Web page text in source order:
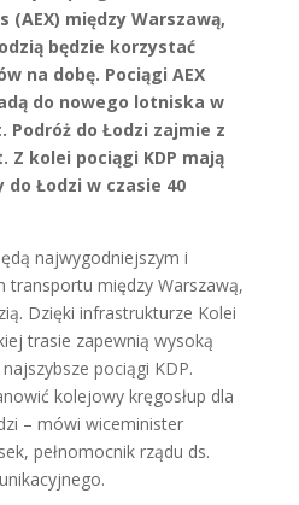
(AEX) między Warszawą,
będzie korzystać
na dobę. Pociągi AEX
do nowego lotniska w
Podróż do Łodzi zajmie z
Z kolei pociągi KDP mają
do Łodzi w czasie 40
najwygodniejszym i
między Warszawą,
Dzięki infrastrukturze Kolei
trasie zapewnią wysoką
pociągi KDP.
kolejowy kręgosłup dla
– mówi wiceminister
pełnomocnik rządu ds.